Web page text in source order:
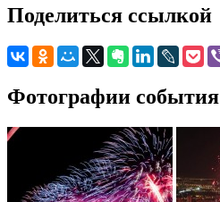
Поделиться ссылкой
Фотографии события